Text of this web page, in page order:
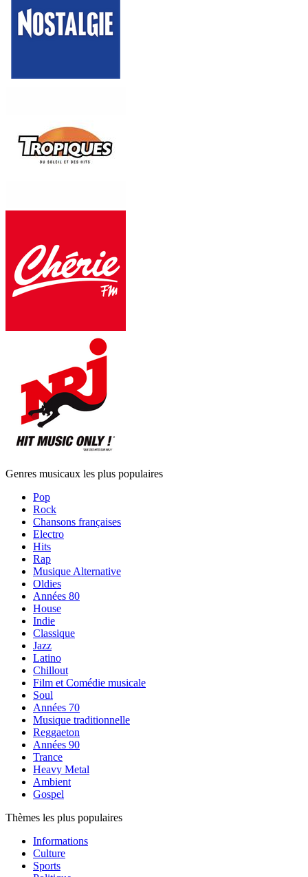
Genres musicaux les plus populaires
Pop
Rock
Chansons françaises
Electro
Hits
Rap
Musique Alternative
Oldies
Années 80
House
Indie
Classique
Jazz
Latino
Chillout
Film et Comédie musicale
Soul
Années 70
Musique traditionnelle
Reggaeton
Années 90
Trance
Heavy Metal
Ambient
Gospel
Thèmes les plus populaires
Informations
Culture
Sports